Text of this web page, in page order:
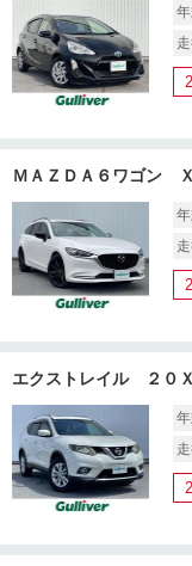
ＭＡＺＤＡ６ワゴン
エクストレイル ２０